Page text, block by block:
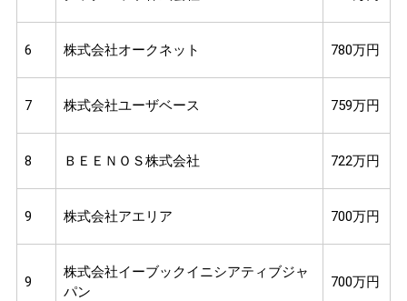
6 株式会社オークネット 780万円
7 株式会社ユーザベース 759万円
8 ＢＥＥＮＯＳ株式会社 722万円
9 株式会社アエリア 700万円
9
株式会社イーブックイニシアティブジャ
パン
700万円